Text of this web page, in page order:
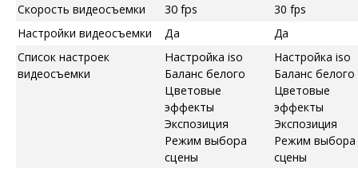
Скорость видеосъемки 30 fps
30 fps
Настройки видеосъемки
Да
Да
Список настроек
видеосъемки
Настройка iso
Баланс белого
Цветовые
эффекты
Экспозиция
Режим выбора
сцены
Настройка iso
Баланс белого
Цветовые
эффекты
Экспозиция
Режим выбора
сцены